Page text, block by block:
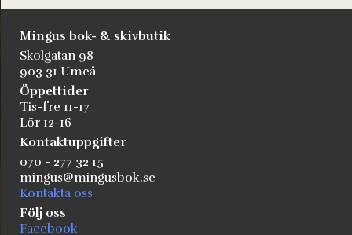
Mingus bok- & skivbutik
Skolgatan 98
903 31 Umeå
Öppettider
Tis-fre 11-17
Lör 12-16
Kontaktuppgifter
070 - 277 32 15
mingus@mingusbok.se
Kontakta oss
Följ oss
Facebook